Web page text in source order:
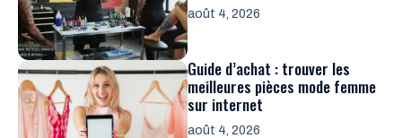
août 4, 2026
Guide d’achat : trouver les
meilleures pièces mode femme
sur internet
août 4, 2026